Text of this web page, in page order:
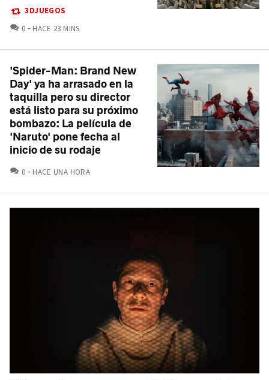
3DJUEGOS
0 COMENTARIOS
HACE 23 MINS
'Spider-Man: Brand New
Day' ya ha arrasado en la
taquilla pero su director
está listo para su próximo
bombazo: La película de
'Naruto' pone fecha al
inicio de su rodaje
0 COMENTARIOS
HACE UNA HORA